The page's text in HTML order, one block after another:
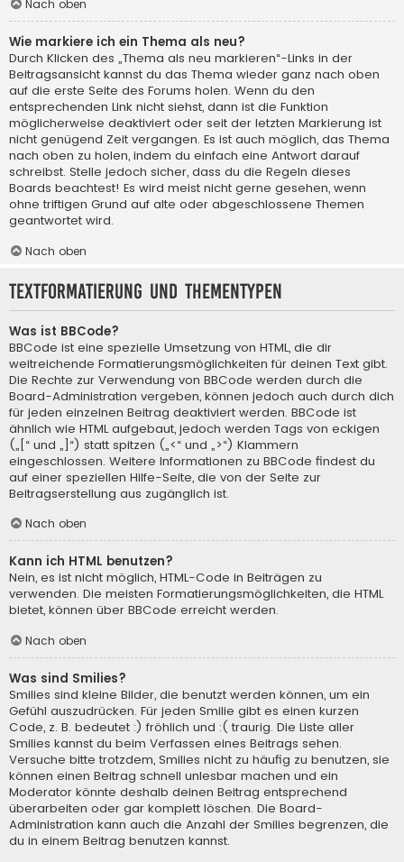
Nach oben
Wie markiere ich ein Thema als neu?
Durch Klicken des „Thema als neu markieren“-Links in der
Beitragsansicht kannst du das Thema wieder ganz nach oben
auf die erste Seite des Forums holen. Wenn du den
entsprechenden Link nicht siehst, dann ist die Funktion
möglicherweise deaktiviert oder seit der letzten Markierung ist
nicht genügend Zeit vergangen. Es ist auch möglich, das Thema
nach oben zu holen, indem du einfach eine Antwort darauf
schreibst. Stelle jedoch sicher, dass du die Regeln dieses
Boards beachtest! Es wird meist nicht gerne gesehen, wenn
ohne triftigen Grund auf alte oder abgeschlossene Themen
geantwortet wird.
Nach oben
Textformatierung und Thementypen
Was ist BBCode?
BBCode ist eine spezielle Umsetzung von HTML, die dir
weitreichende Formatierungsmöglichkeiten für deinen Text gibt.
Die Rechte zur Verwendung von BBCode werden durch die
Board-Administration vergeben, können jedoch auch durch dich
für jeden einzelnen Beitrag deaktiviert werden. BBCode ist
ähnlich wie HTML aufgebaut, jedoch werden Tags von eckigen
(„[“ und „]“) statt spitzen („<“ und „>“) Klammern
eingeschlossen. Weitere Informationen zu BBCode findest du
auf einer speziellen Hilfe-Seite, die von der Seite zur
Beitragserstellung aus zugänglich ist.
Nach oben
Kann ich HTML benutzen?
Nein, es ist nicht möglich, HTML-Code in Beiträgen zu
verwenden. Die meisten Formatierungsmöglichkeiten, die HTML
bietet, können über BBCode erreicht werden.
Nach oben
Was sind Smilies?
Smilies sind kleine Bilder, die benutzt werden können, um ein
Gefühl auszudrücken. Für jeden Smilie gibt es einen kurzen
Code, z. B. bedeutet :) fröhlich und :( traurig. Die Liste aller
Smilies kannst du beim Verfassen eines Beitrags sehen.
Versuche bitte trotzdem, Smilies nicht zu häufig zu benutzen, sie
können einen Beitrag schnell unlesbar machen und ein
Moderator könnte deshalb deinen Beitrag entsprechend
überarbeiten oder gar komplett löschen. Die Board-
Administration kann auch die Anzahl der Smilies begrenzen, die
du in einem Beitrag benutzen kannst.